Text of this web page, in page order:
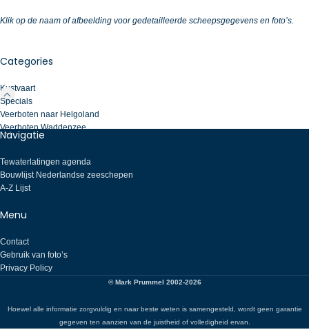
Categories
Kustvaart
Specials
Veerboten naar Helgoland
Veerboten Waddenzee
Klik op de naam of afbeelding voor gedetailleerde scheepsgegevens en foto’s.
Navigatie
Tewaterlatingen agenda
Bouwlijst Nederlandse zeeschepen
A-Z Lijst
Menu
Contact
Gebruik van foto’s
Privacy Policy
© Mark Prummel 2002-2026
Hoewel alle informatie zorgvuldig en naar beste weten is samengesteld, wordt geen garantie
gegeven ten aanzien van de juistheid of volledigheid ervan.